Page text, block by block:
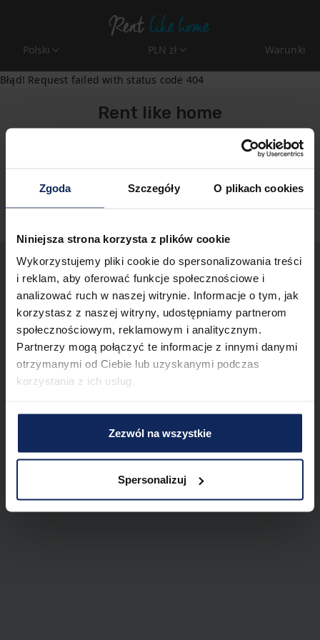
Zgoda Szczegóły O plikach cookies
Niniejsza strona korzysta z plików cookie
Wykorzystujemy pliki cookie do spersonalizowania treści
i reklam, aby oferować funkcje społecznościowe i
analizować ruch w naszej witrynie. Informacje o tym, jak
korzystasz z naszej witryny, udostępniamy partnerom
społecznościowym, reklamowym i analitycznym.
Partnerzy mogą połączyć te informacje z innymi danymi
otrzymanymi od Ciebie lub uzyskanymi podczas
korzystania z ich usług.
Zezwól na wszystkie
Spersonalizuj
Polski PLN zł Warunki
Błąd! Request failed with status code 404
Rent like home